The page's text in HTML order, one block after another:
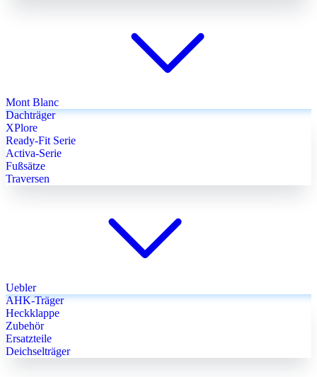
Mont Blanc
Dachträger
XPlore
Ready-Fit Serie
Activa-Serie
Fußsätze
Traversen
Uebler
AHK-Träger
Heckklappe
Zubehör
Ersatzteile
Deichselträger